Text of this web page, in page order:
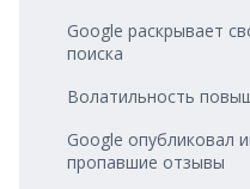
Google раскрывает
поиска
Волатильность
Google опубликовал
пропавшие отзывы